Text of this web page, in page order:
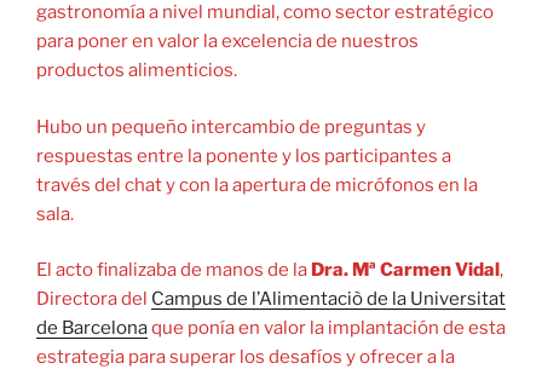
gastronomía a nivel mundial, como sector estratégico
para poner en valor la excelencia de nuestros
productos alimenticios.
Hubo un pequeño intercambio de preguntas y
respuestas entre la ponente y los participantes a
través del chat y con la apertura de micrófonos en la
sala.
El acto finalizaba de manos de la Dra. Mª Carmen Vidal,
Directora del Campus de l’Alimentaciò de la Universitat
de Barcelonaque ponía en valor la implantación de esta
estrategia para superar los desafíos y ofrecer a la